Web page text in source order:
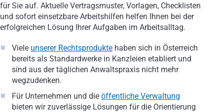
für Sie auf. Aktuelle Vertragsmuster, Vorlagen, Checklisten
und sofort einsetzbare Arbeitshilfen helfen Ihnen bei der
erfolgreichen Lösung Ihrer Aufgaben im Arbeitsalltag.
Viele unserer Rechtsprodukte haben sich in Österreich
bereits als Standardwerke in Kanzleien etabliert und
sind aus der täglichen Anwaltspraxis nicht mehr
wegzudenken.
Für Unternehmen und die öffentliche Verwaltung
bieten wir zuverlässige Lösungen für die Orientierung